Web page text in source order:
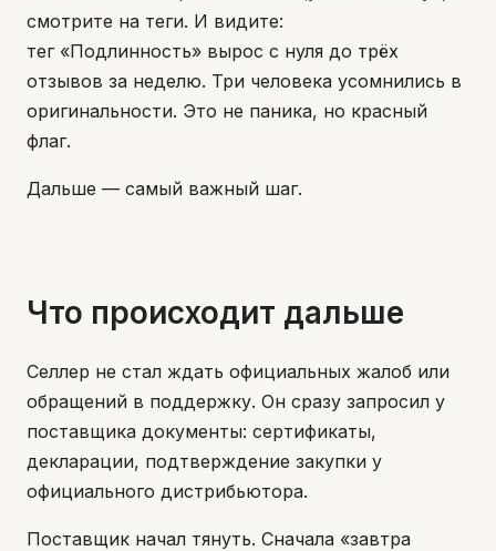
смотрите на теги. И видите:
тег «Подлинность» вырос с нуля до трёх
отзывов за неделю. Три человека усомнились в
оригинальности. Это не паника, но красный
флаг.
Дальше — самый важный шаг.
Что происходит дальше
Селлер не стал ждать официальных жалоб или
обращений в поддержку. Он сразу запросил у
поставщика документы: сертификаты,
декларации, подтверждение закупки у
официального дистрибьютора.
Поставщик начал тянуть. Сначала «завтра